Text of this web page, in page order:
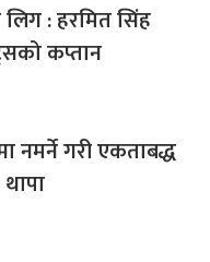
लिग : हरमित सिंह
कप्तान
नमर्ने गरी एकताबद्ध